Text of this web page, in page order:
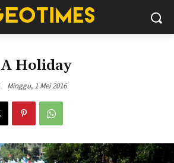
Holiday
Minggu, 1 Mei 2016